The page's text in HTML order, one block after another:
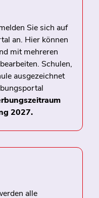
Sie sich auf
an. Hier können
mit mehreren
Schulen,
ausgezeichnet
2027.
alle